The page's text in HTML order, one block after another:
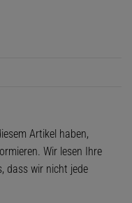
Artikel haben,
Wir lesen Ihre
dass wir nicht jede